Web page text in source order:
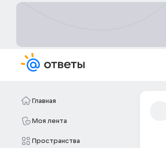
Главная
Моя лента
Пространства